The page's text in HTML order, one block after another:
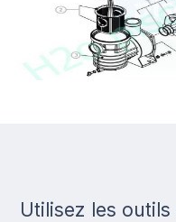
Utilisez les